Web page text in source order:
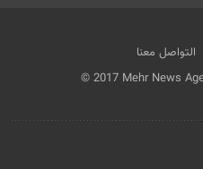
التواصل معنا
© 2017 Mehr News